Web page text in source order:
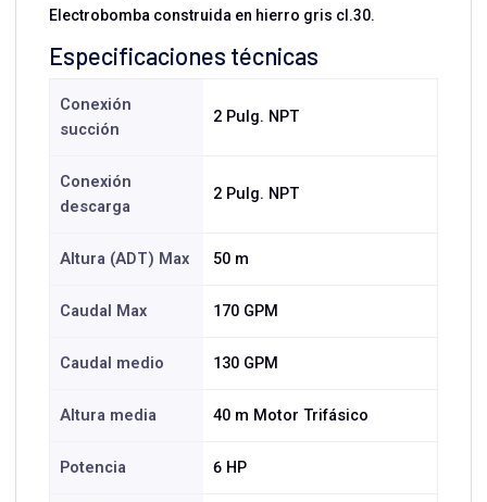
Electrobomba construida en hierro gris cl.30.
Especificaciones técnicas
Conexión
succión
2 Pulg. NPT
Conexión
descarga
2 Pulg. NPT
Altura (ADT) Max 50 m
Caudal Max 170 GPM
Caudal medio 130 GPM
Altura media 40 m Motor Trifásico
Potencia 6 HP